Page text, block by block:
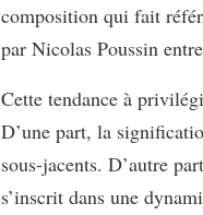
composition qui fait
par Nicolas Poussin
Cette tendance à
D’une part, la
sous-jacents. D’autre
s’inscrit dans une